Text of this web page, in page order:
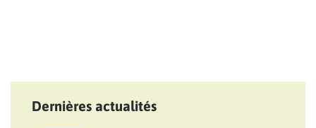
Dernières actualités